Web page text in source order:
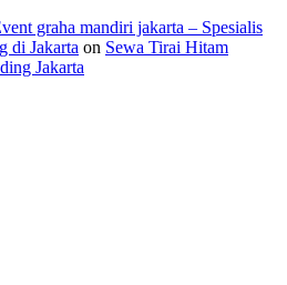
graha mandiri jakarta – Spesialis
di Jakarta on Sewa Tirai Hitam
Jakarta